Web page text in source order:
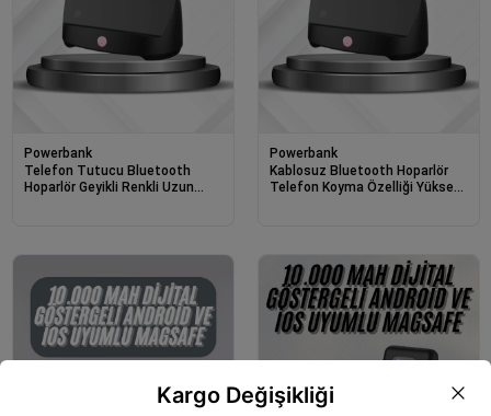
Powerbank
Telefon Tutucu Bluetooth
Hoparlör Geyikli Renkli Uzun
Powerbank
Kablosuz Bluetooth Hoparlör
Telefon Koyma Özelliği Yüksek